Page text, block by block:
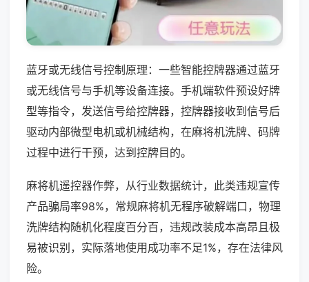
蓝牙或无线信号控制原理：一些智能控牌器通过蓝牙
或无线信号与手机等设备连接。手机端软件预设好牌
型等指令，发送信号给控牌器，控牌器接收到信号后
驱动内部微型电机或机械结构，在麻将机洗牌、码牌
过程中进行干预，达到控牌目的。
麻将机遥控器作弊，从行业数据统计，此类违规宣传
产品骗局率98%，常规麻将机无程序破解端口，物理
洗牌结构随机化程度百分百，违规改装成本高昂且极
易被识别，实际落地使用成功率不足1%，存在法律风
险。